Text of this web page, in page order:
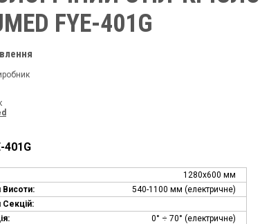
FYE-401G
401G
1280х600 мм
Висоти:
540-1100 мм (електричне)
Секцій:
0° ÷ 70° (електричне)